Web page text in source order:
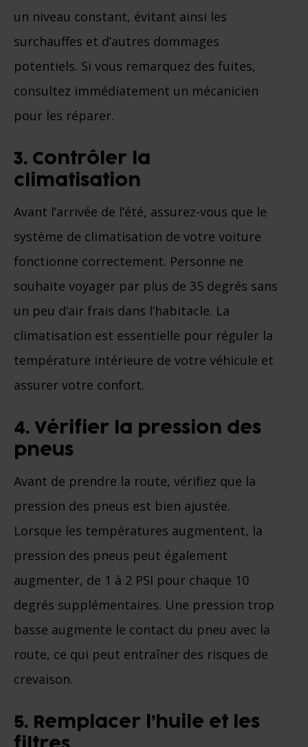
un niveau constant, évitant ainsi les
surchauffes et d’autres dommages
potentiels. Si vous remarquez des fuites,
consultez immédiatement un mécanicien
pour les réparer.
3. Contrôler la
climatisation
Avant l’arrivée de l’été, assurez-vous que le
système de climatisation de votre voiture
fonctionne correctement. Personne ne
souhaite voyager par plus de 35 degrés sans
un peu d’air frais dans l’habitacle. La
climatisation est essentielle pour réguler la
température intérieure de votre véhicule et
assurer votre confort.
4. Vérifier la pression des
pneus
Avant de prendre la route, vérifiez que la
pression des pneus est bien ajustée.
Lorsque les températures augmentent, la
pression des pneus peut également
augmenter, de 1 à 2 PSI pour chaque 10
degrés supplémentaires. Une pression trop
basse augmente le contact du pneu avec la
route, ce qui peut entraîner des risques de
crevaison.
5. Remplacer l’huile et les